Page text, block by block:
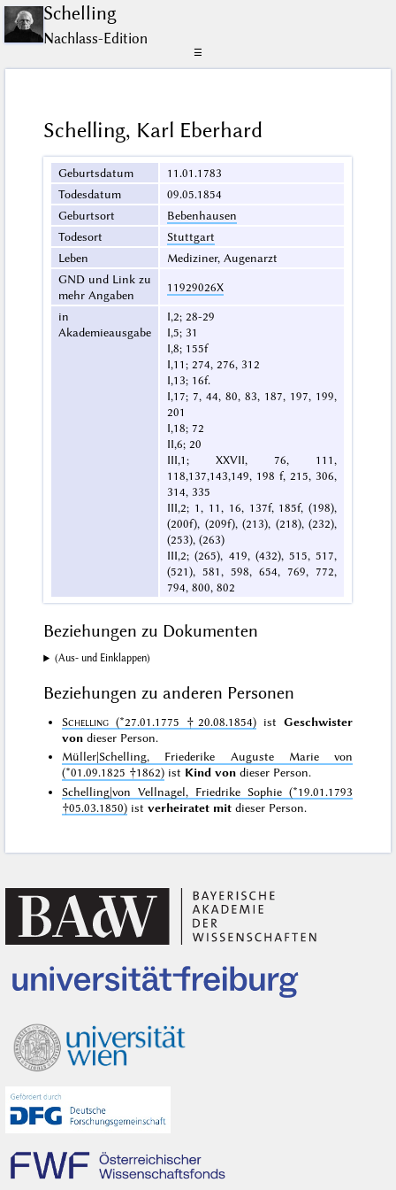
Schelling
Nachlass-Edition
☰
Schelling, Karl Eberhard
Geburtsdatum
11.01.1783
Todesdatum
09.05.1854
Geburtsort
Bebenhausen
Todesort
Stuttgart
Leben
Mediziner, Augenarzt
GND und Link zu
mehr Angaben
11929026X
in
Akademieausgabe
I,2; 28-29
I,5; 31
I,8; 155f
I,11; 274, 276, 312
I,13; 16f.
I,17; 7, 44, 80, 83, 187, 197, 199,
201
I,18; 72
II,6; 20
III,1; XXVII, 76, 111,
118,137,143,149, 198 f, 215, 306,
314, 335
III,2; 1, 11, 16, 137f, 185f, (198),
(200f), (209f), (213), (218), (232),
(253), (263)
III,2; (265), 419, (432), 515, 517,
(521), 581, 598, 654, 769, 772,
794, 800, 802
Beziehungen zu Dokumenten
(Aus- und Einklappen)
Beziehungen zu anderen Personen
Schelling (*27.01.1775 †20.08.1854)ist Geschwister
von dieser Person.
Müller|Schelling, Friederike Auguste Marie von
(*01.09.1825 †1862) ist Kind von dieser Person.
Schelling|von Vellnagel, Friedrike Sophie (*19.01.1793
†05.03.1850) istverheiratet mit dieser Person.